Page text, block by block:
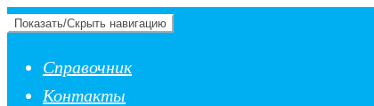
Показать/Скрыть навигацию
Справочник
Контакты